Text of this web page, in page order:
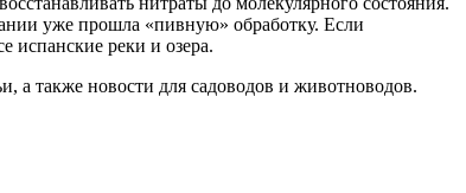
уже прошла «пивную» обработку. Если
испанские реки и озера.
а также новости для садоводов и животноводов.